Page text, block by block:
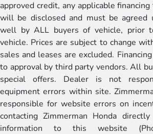
approved credit, any applicable
will be disclosed and must be agreed
well by ALL buyers of vehicle, prior
vehicle. Prices are subject to change
sales and leases are excluded.
to approval by third party vendors. All
special offers. Dealer is not
equipment errors within site.
responsible for website errors on
contacting Zimmerman Honda
information to this website